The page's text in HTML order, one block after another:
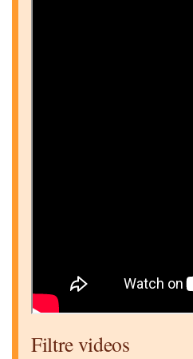
Filtre videos